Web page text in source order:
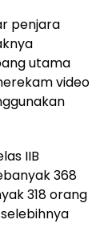
penjara
utama
video
IIB
368
318 orang